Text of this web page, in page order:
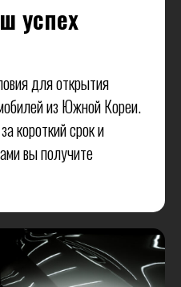
успех
для открытия
из Южной Кореи.
короткий срок и
вы получите